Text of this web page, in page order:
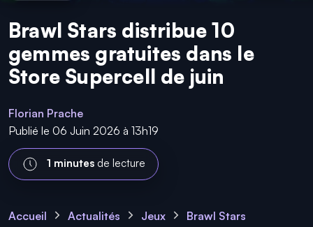
Brawl Stars distribue 10
gemmes gratuites dans le
Store Supercell de juin
Florian Prache
Publié le 06 Juin 2026 à 13h19
1 minutes de lecture
Accueil Actualités Jeux Brawl Stars